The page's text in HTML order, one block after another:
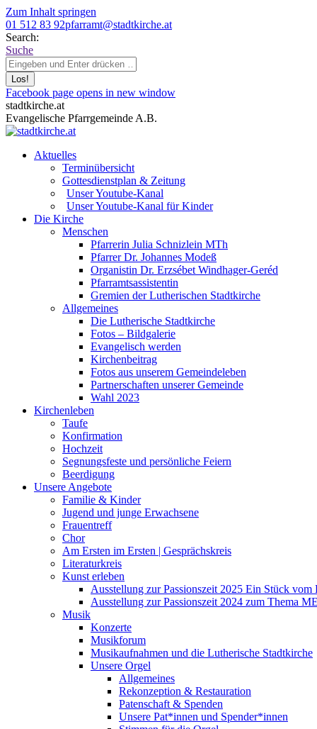
Zum Inhalt springen
01 512 83 92pfarramt@stadtkirche.at
Search:
Suche
Facebook page opens in new window
stadtkirche.at
Evangelische Pfarrgemeinde A.B.
Aktuelles
Terminübersicht
Gottesdienstplan & Zeitung
Unser Youtube-Kanal
Unser Youtube-Kanal für Kinder
Die Kirche
Menschen
Pfarrerin Julia Schnizlein MTh
Pfarrer Dr. Johannes Modeß
Organistin Dr. Erzsébet Windhager-Geréd
Pfarramtsassistentin
Gremien der Lutherischen Stadtkirche
Allgemeines
Die Lutherische Stadtkirche
Fotos – Bildgalerie
Evangelisch werden
Kirchenbeitrag
Fotos aus unserem Gemeindeleben
Partnerschaften unserer Gemeinde
Wahl 2023
Kirchenleben
Taufe
Konfirmation
Hochzeit
Segnungsfeste und persönliche Feiern
Beerdigung
Unsere Angebote
Familie & Kinder
Jugend und junge Erwachsene
Frauentreff
Chor
Am Ersten im Ersten | Gesprächskreis
Literaturkreis
Kunst erleben
Ausstellung zur Passionszeit 2025 Ein Stück vom
Ausstellung zur Passionszeit 2024 zum Thema
Musik
Konzerte
Musikforum
Musikaufnahmen und die Lutherische Stadtkirche
Unsere Orgel
Allgemeines
Rekonzeption & Restauration
Patenschaft & Spenden
Unsere Pat*innen und Spender*innen